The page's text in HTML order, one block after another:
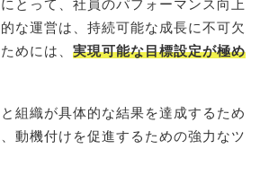
とって、社員のパフォーマンス向上
な運営は、持続可能な成長に不可欠
めには、実現可能な目標設定が極め
組織が具体的な結果を達成するため
動機付けを促進するための強力なツ